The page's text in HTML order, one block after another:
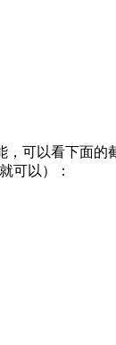
，可以看下面的
可以）：